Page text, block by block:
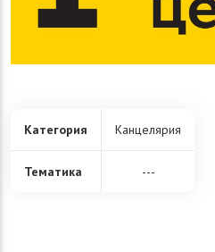
Категория Канцелярия
Тематика ---